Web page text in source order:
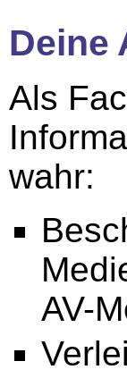
Deine
Als
wahr:
AV-